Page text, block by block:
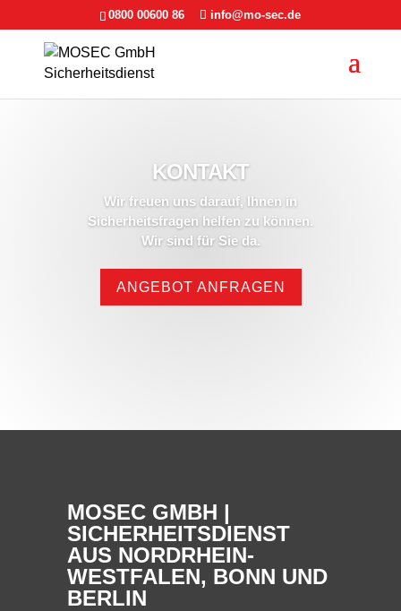
0800 00600 86 info@mo-sec.de
KONTAKT
Wir freuen uns darauf, Ihnen in
Sicherheitsfragen helfen zu können.
Wir sind für Sie da.
ANGEBOT ANFRAGEN
MOSEC GMBH |
SICHERHEITSDIENST
AUS NORDRHEIN-
WESTFALEN, BONN UND
BERLIN